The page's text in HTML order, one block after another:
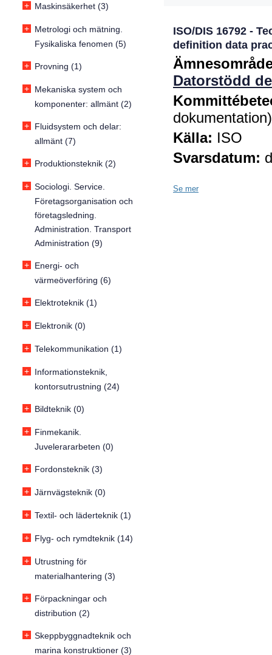
+ Maskinsäkerhet (3)
+ Metrologi och mätning.
Fysikaliska fenomen (5)
+ Provning (1)
+ Mekaniska system och
komponenter: allmänt (2)
+ Fluidsystem och delar:
allmänt (7)
+ Produktionsteknik (2)
+ Sociologi. Service.
Företagsorganisation och
företagsledning.
Administration. Transport
Administration (9)
+ Energi- och
värmeöverföring (6)
+ Elektroteknik (1)
+ Elektronik (0)
+ Telekommunikation (1)
+ Informationsteknik,
kontorsutrustning (24)
+ Bildteknik (0)
+ Finmekanik.
Juvelerararbeten (0)
+ Fordonsteknik (3)
+ Järnvägsteknik (0)
+ Textil- och läderteknik (1)
+ Flyg- och rymdteknik (14)
+ Utrustning för
materialhantering (3)
+ Förpackningar och
distribution (2)
+ Skeppbyggnadteknik och
marina konstruktioner (3)
ISO/DIS 16792 -
definition data
Datorstödd
dokumentation)
Källa: ISO
Svarsdatum:
Se mer